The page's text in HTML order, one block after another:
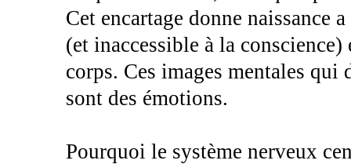
Cet encartage donne naissance
(et inaccessible à la
corps. Ces images mentales
sont des émotions.
Pourquoi le système nerveux